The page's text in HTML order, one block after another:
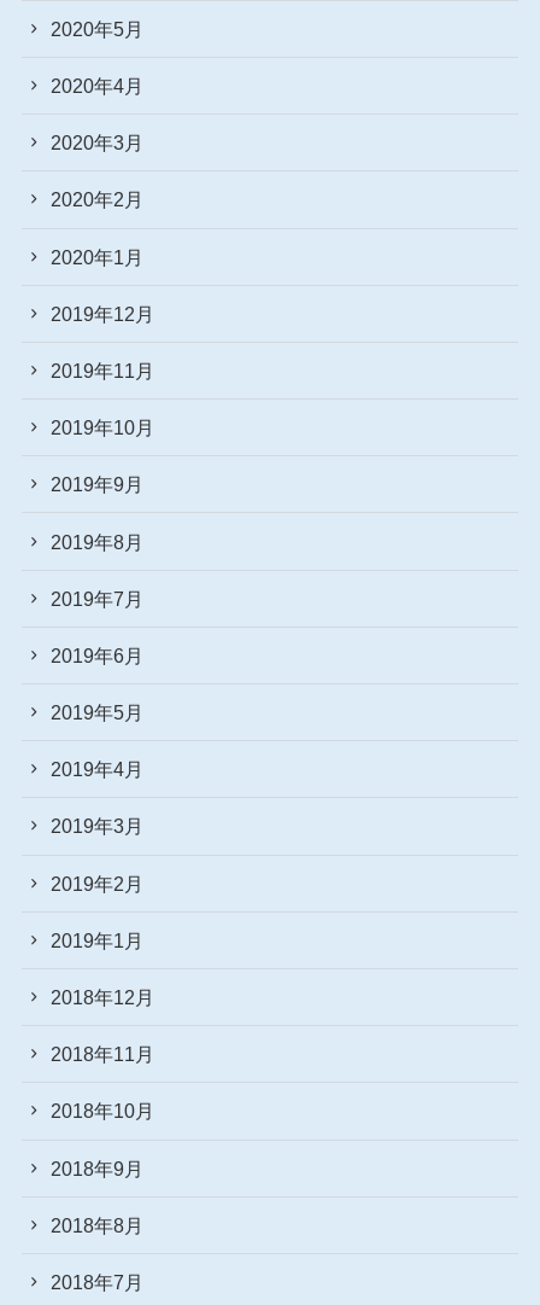
2020年5月
2020年4月
2020年3月
2020年2月
2020年1月
2019年12月
2019年11月
2019年10月
2019年9月
2019年8月
2019年7月
2019年6月
2019年5月
2019年4月
2019年3月
2019年2月
2019年1月
2018年12月
2018年11月
2018年10月
2018年9月
2018年8月
2018年7月